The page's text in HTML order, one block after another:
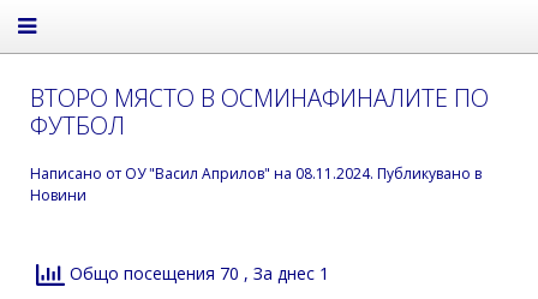
ВТОРО МЯСТО В ОСМИНАФИНАЛИТЕ ПО
ФУТБОЛ
Написано от ОУ "Васил Априлов" на 08.11.2024. Публикувано в
Новини
Общо посещения 70 , За днес 1